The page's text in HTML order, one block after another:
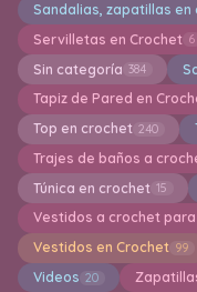
Sandalias, zapatillas en
Servilletas en Crochet 6
Sin categoría 384
Tapiz de Pared en
Top en crochet 240
Trajes de baños a
Túnica en crochet 15
Vestidos a crochet
Vestidos en Crochet 99
Videos 20